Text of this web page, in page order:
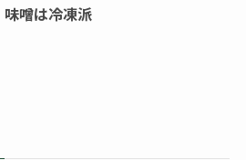
味噌は冷凍派